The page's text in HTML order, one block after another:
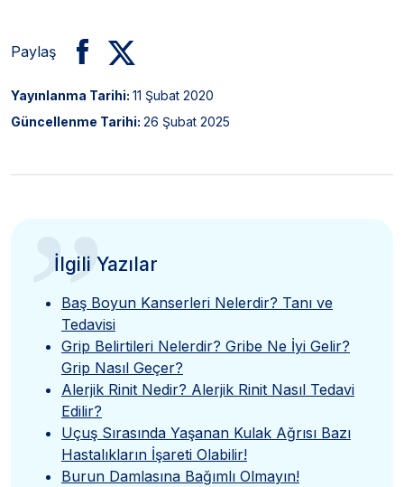
Paylaş
Yayınlanma Tarihi: 11 Şubat 2020
Güncellenme Tarihi: 26 Şubat 2025
”
İlgili Yazılar
Baş Boyun Kanserleri Nelerdir? Tanı ve
Tedavisi
Grip Belirtileri Nelerdir? Gribe Ne İyi Gelir?
Grip Nasıl Geçer?
Alerjik Rinit Nedir? Alerjik Rinit Nasıl Tedavi
Edilir?
Uçuş Sırasında Yaşanan Kulak Ağrısı Bazı
Hastalıkların İşareti Olabilir!
Burun Damlasına Bağımlı Olmayın!